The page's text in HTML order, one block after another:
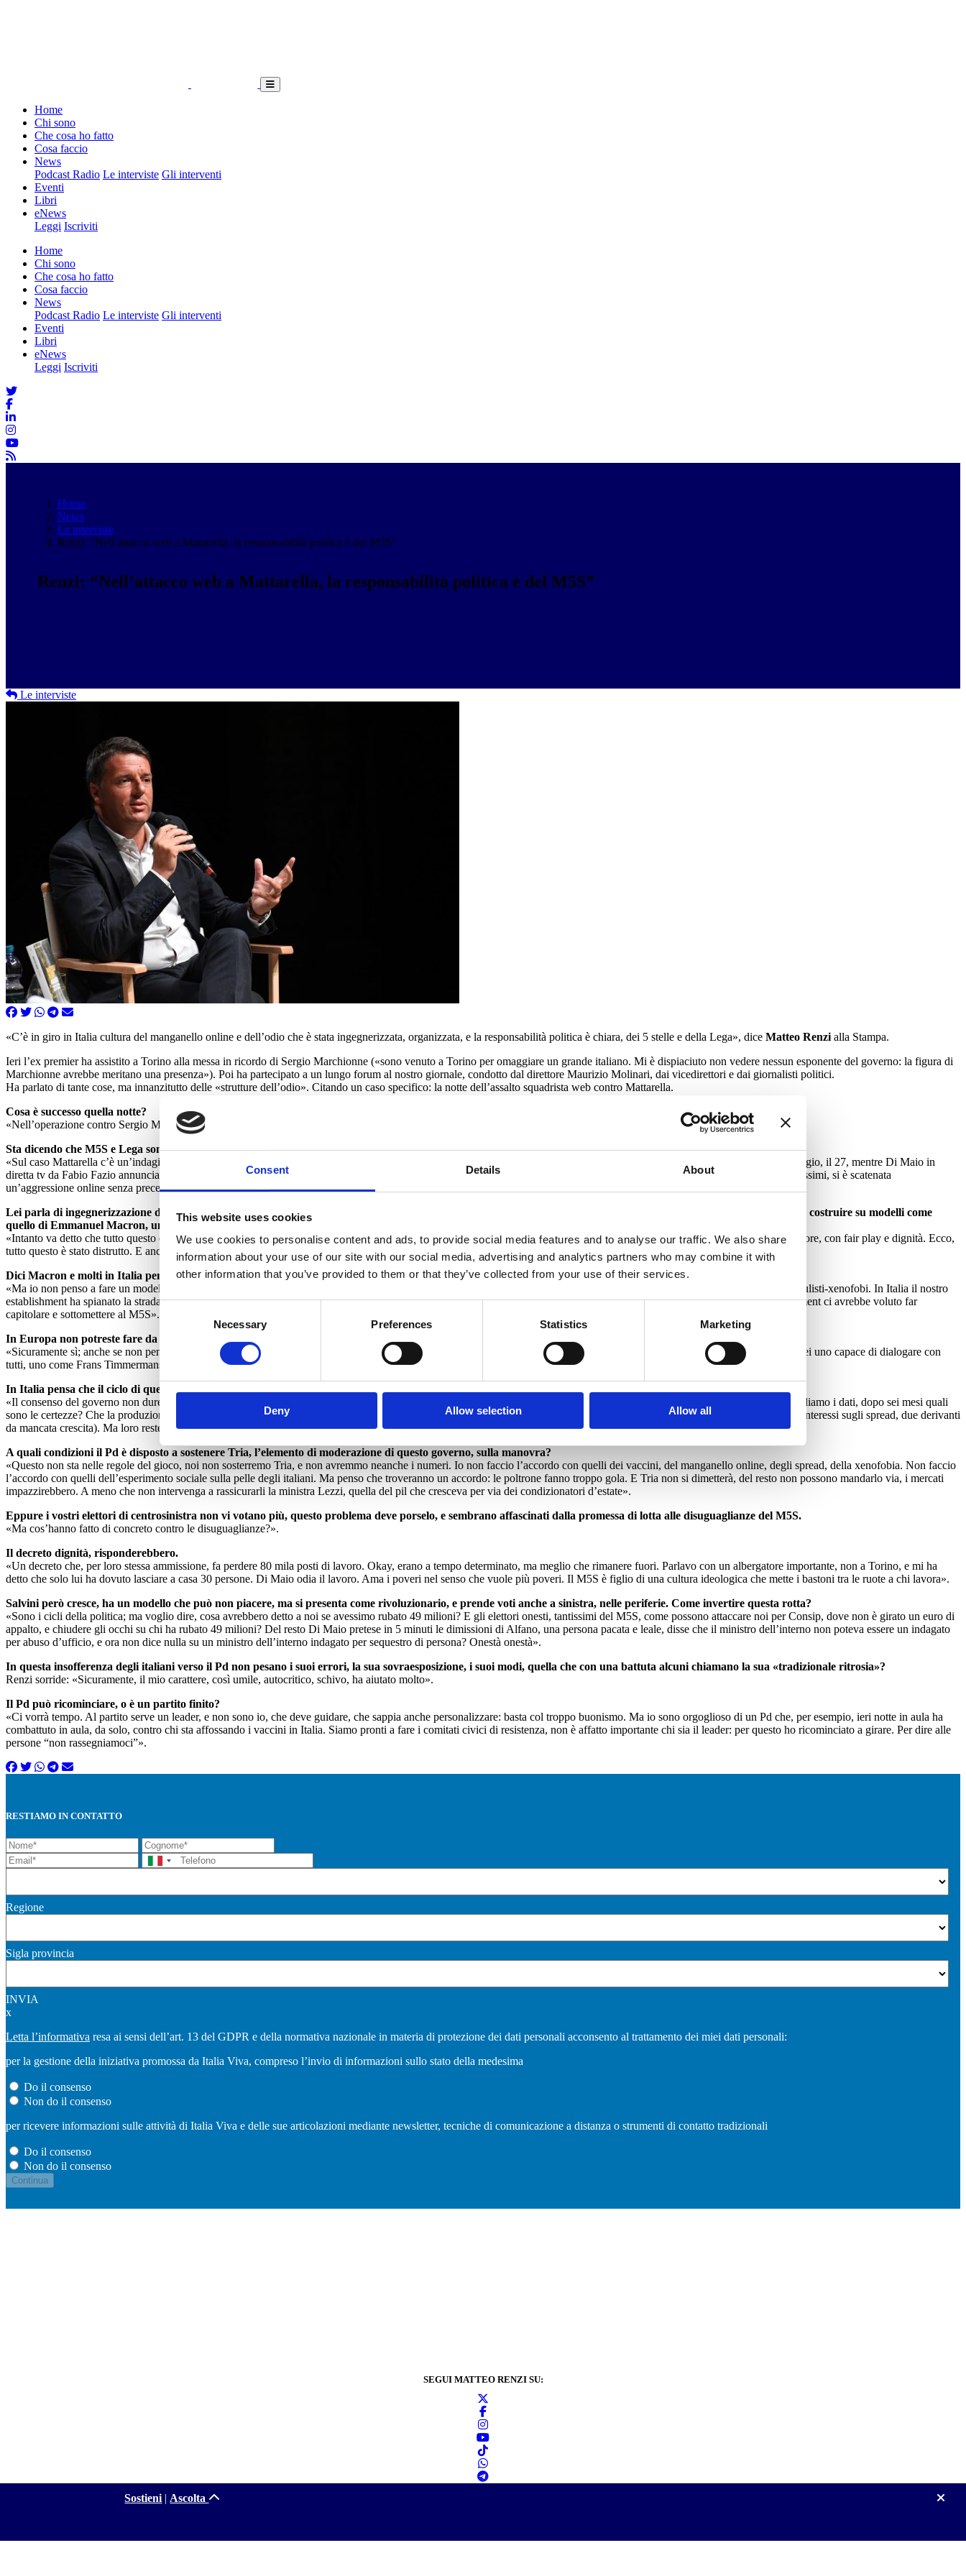
Consent Details About
This website uses cookies
We use cookies to personalise content and ads, to provide social media features and to analyse our traffic. We also share
information about your use of our site with our social media, advertising and analytics partners who may combine it with
other information that you’ve provided to them or that they’ve collected from your use of their services.
Consent
Necessary Preferences Statistics Marketing
Deny Allow selection Allow all
Home
Chi sono
Che cosa ho fatto
Cosa faccio
News
Podcast Radio Le interviste Gli interventi
Eventi
Libri
eNews
Leggi Iscriviti
Home
Chi sono
Che cosa ho fatto
Cosa faccio
News
Podcast Radio Le interviste Gli interventi
Eventi
Libri
eNews
Leggi Iscriviti
Home
News
Le interviste
Renzi: “Nell’attacco web a Mattarella, la responsabilità politica è del M5S”
Renzi: “Nell’attacco web a Mattarella, la responsabilità politica è del M5S”
Le interviste
«C’è in giro in Italia cultura del manganello online e dell’odio che è stata ingegnerizzata, organizzata, e la responsabilità politica è chiara, dei 5 stelle e della Lega», dice Matteo Renzi alla Stampa.
Ieri l’ex premier ha assistito a Torino alla messa in ricordo di Sergio Marchionne («sono venuto a Torino per omaggiare un grande italiano. Mi è dispiaciuto non vedere nessun esponente del governo: la figura di
Marchionne avrebbe meritano una presenza»). Poi ha partecipato a un lungo forum al nostro giornale, condotto dal direttore Maurizio Molinari, dai vicedirettori e dai giornalisti politici.
Ha parlato di tante cose, ma innanzitutto delle «strutture dell’odio». Citando un caso specifico: la notte dell’assalto squadrista web contro Mattarella.
Cosa è successo quella notte?
«Nell’operazione contro Sergio Mattarella, i troll che hanno minacciato e insultato online il presidente della Repubblica non li hanno fatti i russi, sono stati fatti in Italia»
Sta dicendo che M5S e Lega sono i mandanti politici?
«Sul caso Mattarella c’è un’indagine in corso, e sulle responsabilità giudiziarie bisogna rispettare il magistrato. Ma la responsabilità politica è del M5S. L’ultima domenica di maggio, il 27, mentre Di Maio in
diretta tv da Fabio Fazio annunciava che il M55 avrebbe chiesto l’impeachment per Mattarella, e contemporaneamente decollavano alcuni hashtag con tweet violenti e pericolosissimi, si è scatenata
un’aggressione online senza precedenti contro il presidente della Repubblica. La responsabilità politica è chiara».
Lei parla di ingegnerizzazione dell’odio che ha distrutto i nemici del populismo. Non crede però che un’alternativa al nazionalpopulismo di Lega e M5S sia difficile da costruire su modelli come
quello di Emmanuel Macron, uno dei più devastati dalla propaganda online dei populisti, la stessa che ha distrutto la Clinton?
«Intanto va detto che tutto questo odio è stato costruito. Ricordo quando Obama mi disse che una delle cose più belle di John McCain era stato come lo aveva riconosciuto vincitore, con fair play e dignità. Ecco,
tutto questo è stato distrutto. E anche Macron viene infangato da propagande coordinate».
Dici Macron e molti in Italia pensano ormai a qualcosa di antipopolare, elitario, non vede il rischio?
«Ma io non penso a fare un modello Macron italiano, anche per un motivo molto semplice: in Francia Macron ha avuto un establishment che ha lottato e si è battuto contro i populisti-xenofobi. In Italia il nostro
establishment ha spianato la strada ai populisti, e rotto l’unico argine che rimaneva sulla loro strada, il Pd. Rivendico con orgoglio di esser stato parte di quell’argine. L’establishment ci avrebbe voluto far
capitolare e sottomettere al M5S».
In Europa non potreste fare da subito un fronte comune contro i nazionalpopulisti, con Pse, Macron, Alde, verdi?
«Sicuramente sì; anche se non penso possa proporlo un ex premier italiano. Io vorrei dentro anche Tsipras, un fronte da Macron a Tsipras. Se ci sarà un candidato socialista, vorrei uno capace di dialogare con
tutti, uno come Frans Timmermans, di cui abbiamo parlato anche con Minniti di recente, sarebbe un ottimo candidato».
In Italia pensa che il ciclo di questo governo sarà di una legislatura intera?
«Il consenso del governo non durerà, ma la crisi non la fanno, state certi. Hanno i modi di occupazione delle poltrone del pentapartito, senza averne però la statura politica. Guardiamo i dati, dopo sei mesi quali
sono le certezze? Che la produzione industriale scende, lo spread sale, Draghi ci avverte che le parole del governo hanno fatto danni, avremo 8 miliardi in più da pagare (sei per interessi sugli spread, due derivanti
da mancata crescita). Ma loro resteranno attaccati alle poltrone».
A quali condizioni il Pd è disposto a sostenere Tria, l’elemento di moderazione di questo governo, sulla manovra?
«Questo non sta nelle regole del gioco, noi non sosterremo Tria, e non avremmo neanche i numeri. Io non faccio l’accordo con quelli dei vaccini, del manganello online, degli spread, della xenofobia. Non faccio
l’accordo con quelli dell’esperimento sociale sulla pelle degli italiani. Ma penso che troveranno un accordo: le poltrone fanno troppo gola. E Tria non si dimetterà, del resto non possono mandarlo via, i mercati
impazzirebbero. A meno che non intervenga a rassicurarli la ministra Lezzi, quella del pil che cresceva per via dei condizionatori d’estate».
Eppure i vostri elettori di centrosinistra non vi votano più, questo problema deve porselo, e sembrano affascinati dalla promessa di lotta alle disuguaglianze del M5S.
«Ma cos’hanno fatto di concreto contro le disuguaglianze?».
Il decreto dignità, risponderebbero.
«Un decreto che, per loro stessa ammissione, fa perdere 80 mila posti di lavoro. Okay, erano a tempo determinato, ma meglio che rimanere fuori. Parlavo con un albergatore importante, non a Torino, e mi ha
detto che solo lui ha dovuto lasciare a casa 30 persone. Di Maio odia il lavoro. Ama i poveri nel senso che vuole più poveri. Il M5S è figlio di una cultura ideologica che mette i bastoni tra le ruote a chi lavora».
Salvini però cresce, ha un modello che può non piacere, ma si presenta come rivoluzionario, e prende voti anche a sinistra, nelle periferie. Come invertire questa rotta?
«Sono i cicli della politica; ma voglio dire, cosa avrebbero detto a noi se avessimo rubato 49 milioni? E gli elettori onesti, tantissimi del M5S, come possono attaccare noi per Consip, dove non è girato un euro di
appalto, e chiudere gli occhi su chi ha rubato 49 milioni? Del resto Di Maio pretese in 5 minuti le dimissioni di Alfano, una persona pacata e leale, disse che il ministro dell’interno non poteva essere un indagato
per abuso d’ufficio, e ora non dice nulla su un ministro dell’interno indagato per sequestro di persona? Onestà onestà».
In questa insofferenza degli italiani verso il Pd non pesano i suoi errori, la sua sovraesposizione, i suoi modi, quella che con una battuta alcuni chiamano la sua «tradizionale ritrosia»?
Renzi sorride: «Sicuramente, il mio carattere, così umile, autocritico, schivo, ha aiutato molto».
Il Pd può ricominciare, o è un partito finito?
«Ci vorrà tempo. Al partito serve un leader, e non sono io, che deve guidare, che sappia anche personalizzare: basta col troppo buonismo. Ma io sono orgoglioso di un Pd che, per esempio, ieri notte in aula ha
combattuto in aula, da solo, contro chi sta affossando i vaccini in Italia. Siamo pronti a fare i comitati civici di resistenza, non è affatto importante chi sia il leader: per questo ho ricominciato a girare. Per dire alle
persone “non rassegniamoci”».
RESTIAMO IN CONTATTO
Regione
Sigla provincia
INVIA
x
Letta l’informativa resa ai sensi dell’art. 13 del GDPR e della normativa nazionale in materia di protezione dei dati personali acconsento al trattamento dei miei dati personali:
per la gestione della iniziativa promossa da Italia Viva, compreso l’invio di informazioni sullo stato della medesima
Do il consenso
Non do il consenso
per ricevere informazioni sulle attività di Italia Viva e delle sue articolazioni mediante newsletter, tecniche di comunicazione a distanza o strumenti di contatto tradizionali
Do il consenso
Non do il consenso
SEGUI MATTEO RENZI SU:
Sostieni | Ascolta